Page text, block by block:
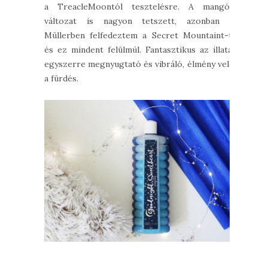
a TreacleMoontól tesztelésre. A mangós
változat is nagyon tetszett, azonban a
Müllerben felfedeztem a Secret Mountaint-t,
és ez mindent felülmúl. Fantasztikus az illata,
egyszerre megnyugtató és vibráló, élmény vele
a fürdés.